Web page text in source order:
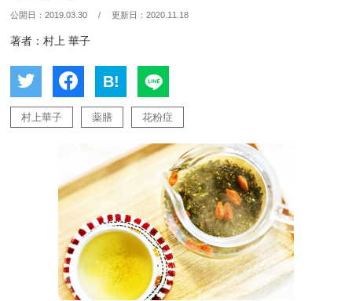
公開日：2019.03.30 / 更新日：2020.11.18
著者：村上 華子
B!
村上華子 薬膳 花粉症